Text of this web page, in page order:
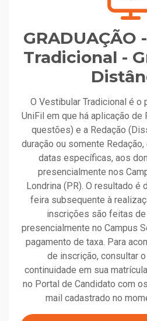
GRADUAÇÃO
Tradicional -
O Vestibular Tradicional é
UniFil em que há aplicação de
questões) e a Redação
duração ou somente
datas específicas, aos
presencialmente nos
Londrina (PR). O resultado é
feira subsequente à
inscrições são feitas
presencialmente no Campus
pagamento de taxa. Para
de inscrição, consultar
continuidade em sua
no Portal de Candidato com
mail cadastrado no